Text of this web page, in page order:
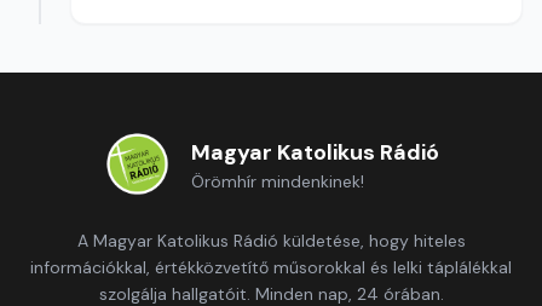
Magyar Katolikus Rádió
Örömhír mindenkinek!
A Magyar Katolikus Rádió küldetése, hogy hiteles
információkkal, értékközvetítő műsorokkal és lelki táplálékkal
szolgálja hallgatóit. Minden nap, 24 órában.